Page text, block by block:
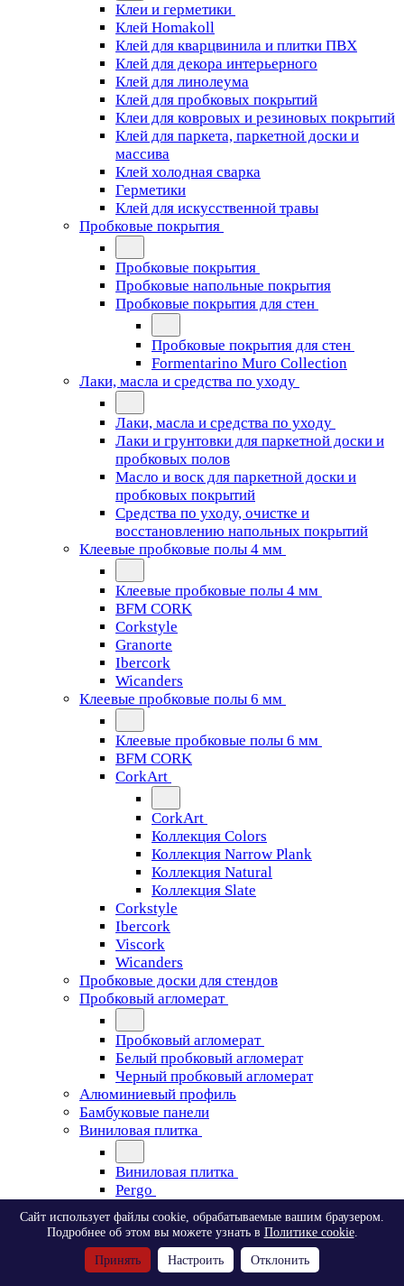
Клеи и герметики
Клей Homakoll
Клей для кварцвинила и плитки ПВХ
Клей для декора интерьерного
Клей для линолеума
Клей для пробковых покрытий
Клеи для ковровых и резиновых покрытий
Клей для паркета, паркетной доски и
массива
Клей холодная сварка
Герметики
Клей для искусственной травы
Пробковые покрытия
Пробковые покрытия
Пробковые напольные покрытия
Пробковые покрытия для стен
Пробковые покрытия для стен
Formentarino Muro Collection
Лаки, масла и средства по уходу
Лаки, масла и средства по уходу
Лаки и грунтовки для паркетной доски и
пробковых полов
Масло и воск для паркетной доски и
пробковых покрытий
Средства по уходу, очистке и
восстановлению напольных покрытий
Клеевые пробковые полы 4 мм
Клеевые пробковые полы 4 мм
BFM CORK
Corkstyle
Granorte
Ibercork
Wicanders
Клеевые пробковые полы 6 мм
Клеевые пробковые полы 6 мм
BFM CORK
CorkArt
CorkArt
Коллекция Colors
Коллекция Narrow Plank
Коллекция Natural
Коллекция Slate
Corkstyle
Ibercork
Viscork
Wicanders
Пробковые доски для стендов
Пробковый агломерат
Пробковый агломерат
Белый пробковый агломерат
Черный пробковый агломерат
Алюминиевый профиль
Бамбуковые панели
Виниловая плитка
Виниловая плитка
Pergo
Pergo
Classic Plank Optimum Glue
Modern Plank Optimum Glue
Сайт использует файлы cookie, обрабатываемые вашим браузером.
Подробнее об этом вы можете узнать в Политике cookie.
Принять Настроить Отклонить